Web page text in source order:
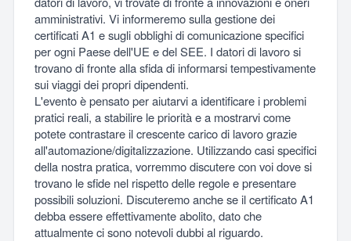
amministrativi. Vi informeremo sulla gestione dei
certificati A1 e sugli obblighi di comunicazione specifici
per ogni Paese dell'UE e del SEE. I datori di lavoro si
trovano di fronte alla sfida di informarsi tempestivamente
sui viaggi dei propri dipendenti.
L'evento è pensato per aiutarvi a identificare i problemi
pratici reali, a stabilire le priorità e a mostrarvi come
potete contrastare il crescente carico di lavoro grazie
all'automazione/digitalizzazione. Utilizzando casi specifici
della nostra pratica, vorremmo discutere con voi dove si
trovano le sfide nel rispetto delle regole e presentare
possibili soluzioni. Discuteremo anche se il certificato A1
debba essere effettivamente abolito, dato che
attualmente ci sono notevoli dubbi al riguardo.